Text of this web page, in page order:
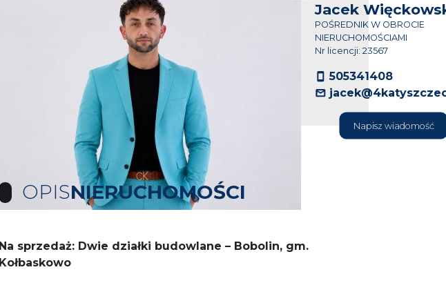
Jacek
POŚREDNIK W OBROCIE
NIERUCHOMOŚCIAMI
Nr licencji: 23567
505341408
Napisz wiadomość
OPISNIERUCHOMOŚCI
Na sprzedaż: Dwie działki budowlane – Bobolin, gm.
Kołbaskowo